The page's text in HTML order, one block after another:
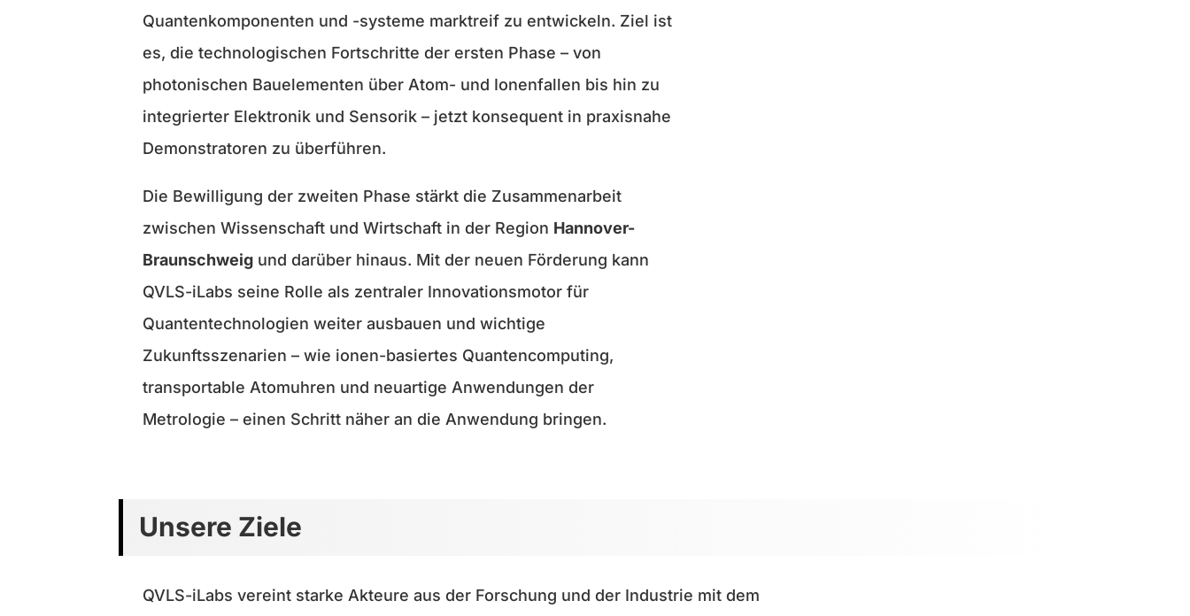
Quantenkomponenten und -systeme marktreif zu entwickeln. Ziel ist
es, die technologischen Fortschritte der ersten Phase – von
photonischen Bauelementen über Atom- und Ionenfallen bis hin zu
integrierter Elektronik und Sensorik – jetzt konsequent in praxisnahe
Demonstratoren zu überführen.
Die Bewilligung der zweiten Phase stärkt die Zusammenarbeit
zwischen Wissenschaft und Wirtschaft in der Region Hannover-
Braunschweig und darüber hinaus. Mit der neuen Förderung kann
QVLS-iLabs seine Rolle als zentraler Innovationsmotor für
Quantentechnologien weiter ausbauen und wichtige
Zukunftsszenarien – wie ionen-basiertes Quantencomputing,
transportable Atomuhren und neuartige Anwendungen der
Metrologie – einen Schritt näher an die Anwendung bringen.
Unsere Ziele
QVLS-iLabs vereint starke Akteure aus der Forschung und der Industrie mit dem